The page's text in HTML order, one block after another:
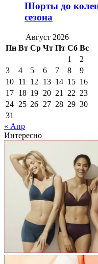
Шорты до
сезона
Август 2026
Пн Вт Ср Чт Пт Сб Вс
1
2
3
4 5 6 7 8
9
10 11 12 13 14 15 16
17 18 19 20 21 22 23
24 25 26 27 28 29 30
31
« Апр
Интересно